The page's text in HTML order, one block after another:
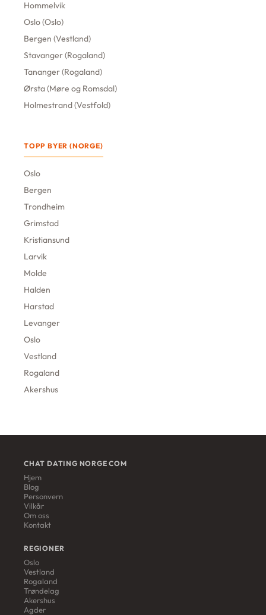
Hommelvik
Oslo (Oslo)
Bergen (Vestland)
Stavanger (Rogaland)
Tananger (Rogaland)
Ørsta (Møre og Romsdal)
Holmestrand (Vestfold)
TOPP BYER (NORGE)
Oslo
Bergen
Trondheim
Grimstad
Kristiansund
Larvik
Molde
Halden
Harstad
Levanger
Oslo
Vestland
Rogaland
Akershus
CHAT DATING NORGE COM
Hjem
Blog
Personvern
Vilkår
Om oss
Kontakt
REGIONER
Oslo
Vestland
Rogaland
Trøndelag
Akershus
Agder